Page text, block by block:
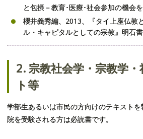
評論
と包摂－教育･医療･社会参加の機会
櫻井義秀編、2013、『タイ上座仏教
ル・キャピタルとしての宗教』明石書
2. 宗教社会学・宗教学
ト等
学部生あるいは市民の方向けのテキスト
院を受験される方は必読書です。